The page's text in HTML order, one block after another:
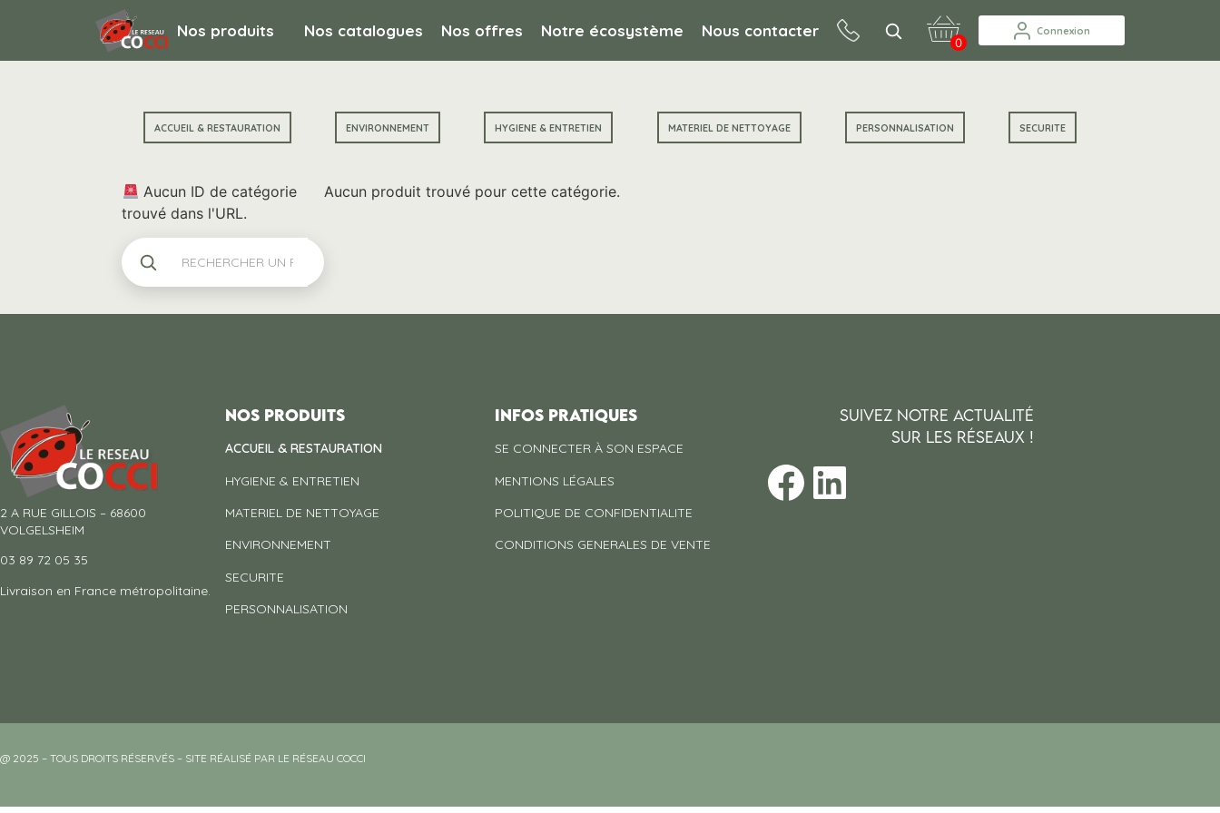
Nos produits Nos catalogues Nos offres Notre écosystème Nous contacter
0
Connexion
ACCUEIL & RESTAURATION ENVIRONNEMENT HYGIENE & ENTRETIEN MATERIEL DE NETTOYAGE PERSONNALISATION SECURITE
Aucun ID de catégorie
trouvé dans l'URL.
Aucun produit trouvé pour cette catégorie.
2 A RUE GILLOIS – 68600
VOLGELSHEIM
03 89 72 05 35
Livraison en France métropolitaine.
Nos produits
ACCUEIL & RESTAURATION
HYGIENE & ENTRETIEN
MATERIEL DE NETTOYAGE
ENVIRONNEMENT
SECURITE
PERSONNALISATION
INFOS PRATIQUES
SE CONNECTER À SON ESPACE
MENTIONS LÉGALES
POLITIQUE DE CONFIDENTIALITE
CONDITIONS GENERALES DE VENTE
SUIVEZ NOTRE ACTUALITÉ
SUR LES RÉSEAUX !
@ 2025 – TOUS DROITS RÉSERVÉS – SITE RÉALISÉ PAR LE RÉSEAU COCCI